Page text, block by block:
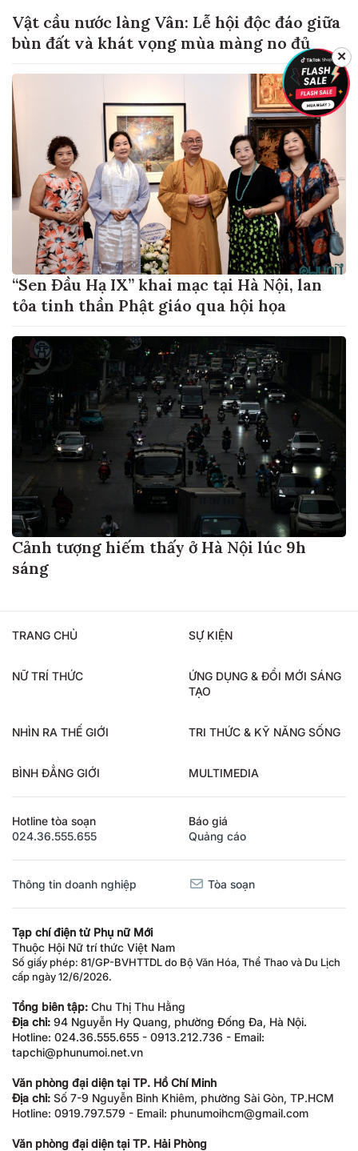
Vật cầu nước làng Vân: Lễ hội độc đáo giữa
bùn đất và khát vọng mùa màng no đủ
“Sen Đầu Hạ IX” khai mạc tại Hà Nội, lan
tỏa tinh thần Phật giáo qua hội họa
Cảnh tượng hiếm thấy ở Hà Nội lúc 9h
sáng
TRANG CHỦ SỰ KIỆN
NỮ TRÍ THỨC
ỨNG DỤNG & ĐỔI MỚI SÁNG
TẠO
NHÌN RA THẾ GIỚI TRI THỨC & KỸ NĂNG SỐNG
BÌNH ĐẲNG GIỚI MULTIMEDIA
Hotline tòa soạn
024.36.555.655
Báo giá
Quảng cáo
Thông tin doanh nghiệp Tòa soạn
Tạp chí điện tử Phụ nữ Mới
Thuộc Hội Nữ trí thức Việt Nam
Số giấy phép: 81/GP-BVHTTDL do Bộ Văn Hóa, Thể Thao và Du Lịch
cấp ngày 12/6/2026.
Tổng biên tập: Chu Thị Thu Hằng
Địa chỉ: 94 Nguyễn Hy Quang, phường Đống Đa, Hà Nội.
Hotline: 024.36.555.655 - 0913.212.736 - Email:
tapchi@phunumoi.net.vn
Văn phòng đại diện tại TP. Hồ Chí Minh
Địa chỉ: Số 7-9 Nguyễn Bỉnh Khiêm, phường Sài Gòn, TP.HCM
Hotline: 0919.797.579 - Email: phunumoihcm@gmail.com
Văn phòng đại diện tại TP. Hải Phòng
✕